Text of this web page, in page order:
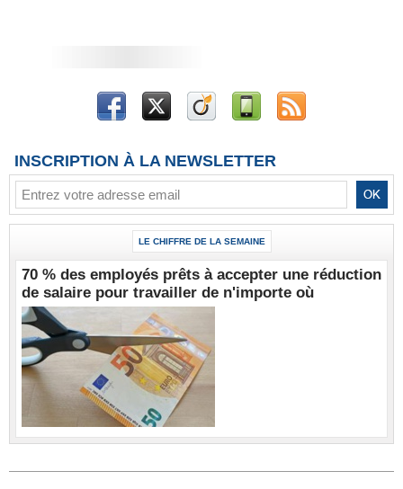
INSCRIPTION À LA NEWSLETTER
LE CHIFFRE DE LA SEMAINE
70 % des employés prêts à accepter une réduction
de salaire pour travailler de n'importe où